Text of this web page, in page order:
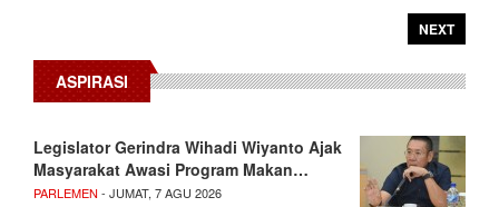
NEXT
ASPIRASI
Legislator Gerindra Wihadi Wiyanto Ajak
Masyarakat Awasi Program Makan…
PARLEMEN - JUMAT, 7 AGU 2026